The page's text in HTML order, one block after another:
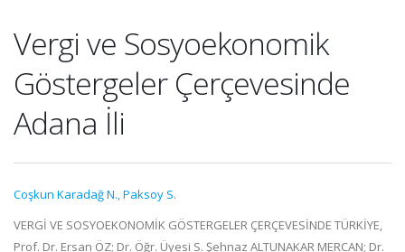
Vergi ve Sosyoekonomik
Göstergeler Çerçevesinde
Adana İli
Coşkun Karadağ N.,Paksoy S.
VERGİ VE SOSYOEKONOMİK GÖSTERGELER ÇERÇEVESİNDE TÜRKİYE,
Prof. Dr. Ersan ÖZ; Dr. Öğr. Üyesi S. Şehnaz ALTUNAKAR MERCAN; Dr.